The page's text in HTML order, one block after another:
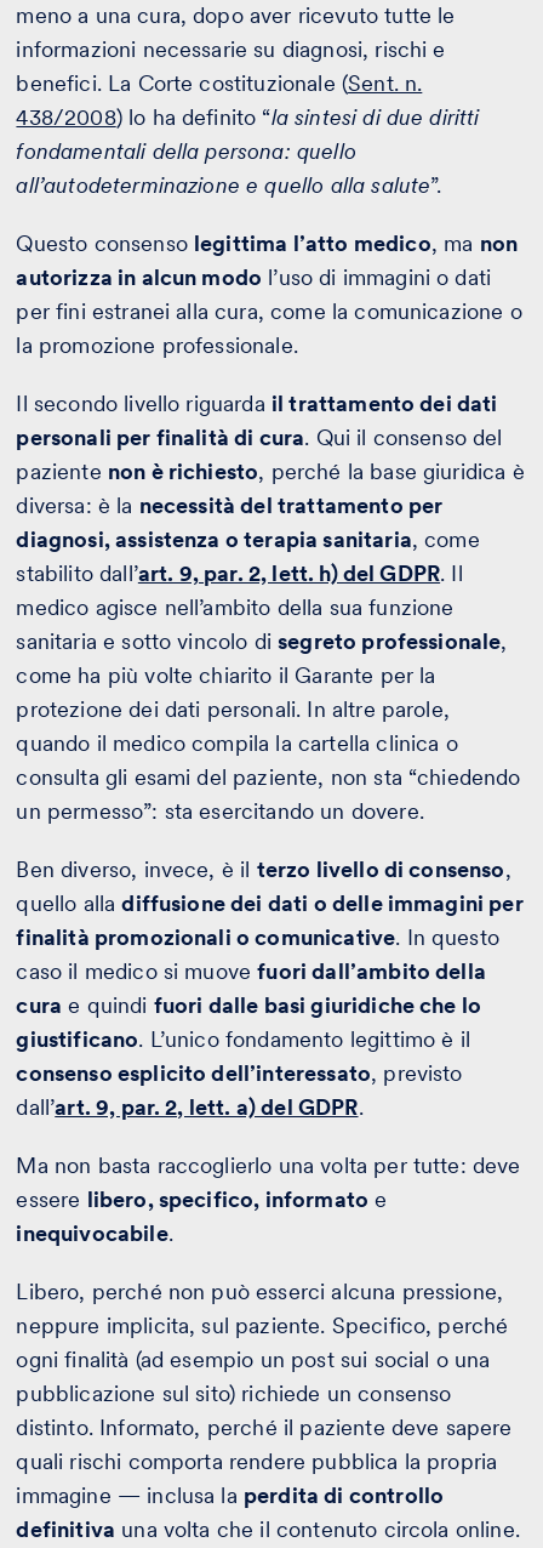
meno a una cura, dopo aver ricevuto tutte le
informazioni necessarie su diagnosi, rischi e
benefici. La Corte costituzionale (Sent. n.
438/2008) lo ha definito “la sintesi di due diritti
fondamentali della persona: quello
all’autodeterminazione e quello alla salute”.
Questo consenso legittima l’atto medico, ma non
autorizza in alcun modo l’uso di immagini o dati
per fini estranei alla cura, come la comunicazione o
la promozione professionale.
Il secondo livello riguarda il trattamento dei dati
personali per finalità di cura. Qui il consenso del
paziente non è richiesto, perché la base giuridica è
diversa: è la necessità del trattamento per
diagnosi, assistenza o terapia sanitaria, come
stabilito dall’art. 9, par. 2, lett. h) del GDPR. Il
medico agisce nell’ambito della sua funzione
sanitaria e sotto vincolo disegreto professionale,
come ha più volte chiarito il Garante per la
protezione dei dati personali. In altre parole,
quando il medico compila la cartella clinica o
consulta gli esami del paziente, non sta “chiedendo
un permesso”: sta esercitando un dovere.
Ben diverso, invece, è il terzo livello di consenso,
quello alladiffusione dei dati o delle immagini per
finalità promozionali o comunicative. In questo
caso il medico si muovefuori dall’ambito della
cura e quindi fuori dalle basi giuridiche che lo
giustificano. L’unico fondamento legittimo è il
consenso esplicito dell’interessato, previsto
dall’art. 9, par. 2, lett. a) del GDPR.
Ma non basta raccoglierlo una volta per tutte: deve
essere libero, specifico, informato e
inequivocabile.
Libero, perché non può esserci alcuna pressione,
neppure implicita, sul paziente. Specifico, perché
ogni finalità (ad esempio un post sui social o una
pubblicazione sul sito) richiede un consenso
distinto. Informato, perché il paziente deve sapere
quali rischi comporta rendere pubblica la propria
immagine — inclusa la perdita di controllo
definitiva una volta che il contenuto circola online.